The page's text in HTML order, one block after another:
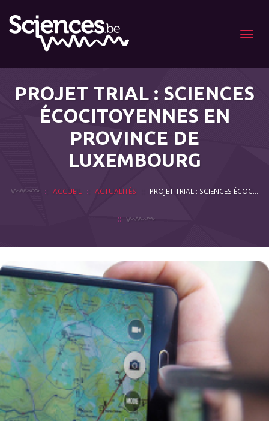
Menu
PROJET TRIAL : SCIENCES
ÉCOCITOYENNES EN
PROVINCE DE
LUXEMBOURG
ACCUEIL ACTUALITÉS PROJET TRIAL : SCIENCES ÉCOCITOYENNES EN PROVINCE DE LUXEMBOURG